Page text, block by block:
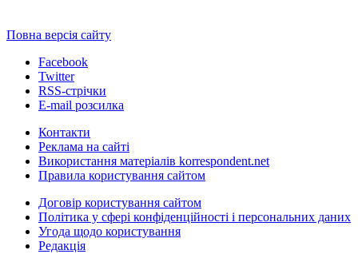
Повна версія сайту
Facebook
Twitter
RSS-стрічки
E-mail розсилка
Контакти
Реклама на сайті
Використання матеріалів korrespondent.net
Правила користування сайтом
Договір користування сайтом
Політика у сфері конфіденційності і персональних даних
Угода щодо користування
Редакція